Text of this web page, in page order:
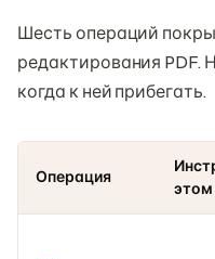
Шесть операций
редактирования PDF.
когда к ней прибегать.
Операция
этом